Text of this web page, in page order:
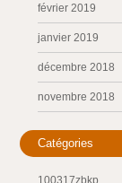
février 2019
janvier 2019
décembre 2018
novembre 2018
Catégories
100317zbkp